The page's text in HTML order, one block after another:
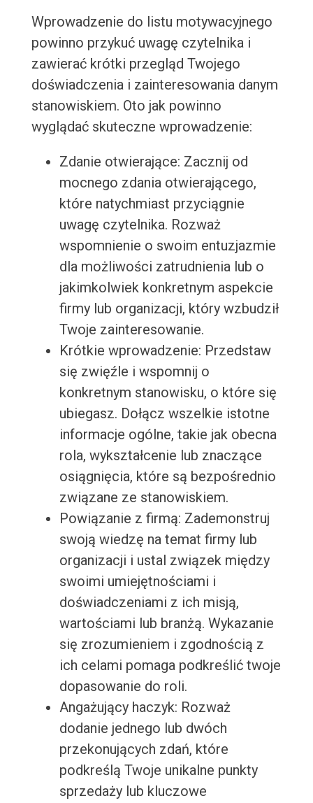
Wprowadzenie do listu motywacyjnego
powinno przykuć uwagę czytelnika i
zawierać krótki przegląd Twojego
doświadczenia i zainteresowania danym
stanowiskiem. Oto jak powinno
wyglądać skuteczne wprowadzenie:
Zdanie otwierające: Zacznij od
mocnego zdania otwierającego,
które natychmiast przyciągnie
uwagę czytelnika. Rozważ
wspomnienie o swoim entuzjazmie
dla możliwości zatrudnienia lub o
jakimkolwiek konkretnym aspekcie
firmy lub organizacji, który wzbudził
Twoje zainteresowanie.
Krótkie wprowadzenie: Przedstaw
się zwięźle i wspomnij o
konkretnym stanowisku, o które się
ubiegasz. Dołącz wszelkie istotne
informacje ogólne, takie jak obecna
rola, wykształcenie lub znaczące
osiągnięcia, które są bezpośrednio
związane ze stanowiskiem.
Powiązanie z firmą: Zademonstruj
swoją wiedzę na temat firmy lub
organizacji i ustal związek między
swoimi umiejętnościami i
doświadczeniami z ich misją,
wartościami lub branżą. Wykazanie
się zrozumieniem i zgodnością z
ich celami pomaga podkreślić twoje
dopasowanie do roli.
Angażujący haczyk: Rozważ
dodanie jednego lub dwóch
przekonujących zdań, które
podkreślą Twoje unikalne punkty
sprzedaży lub kluczowe